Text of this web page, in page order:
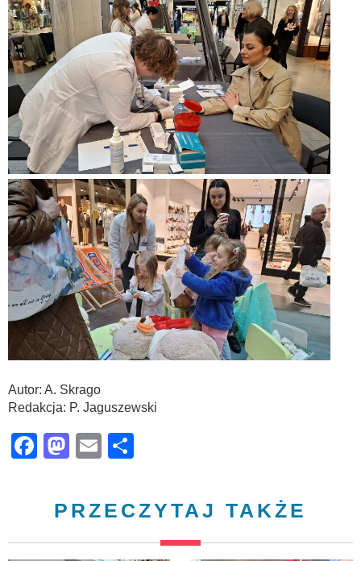
Autor: A. Skrago
Redakcja: P. Jaguszewski
Facebook
Mastodon
Email
PRZECZYTAJ TAKŻE